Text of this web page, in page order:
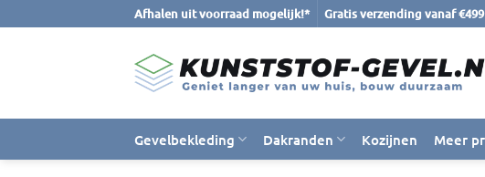
Afhalen uit voorraad mogelijk!* Gratis verzending vanaf
Gevelbekleding Dakranden Kozijnen Meer